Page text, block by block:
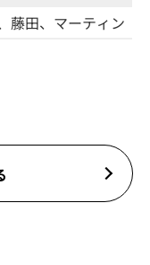
藤田、マーティン